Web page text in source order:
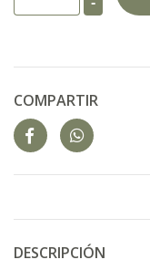
COMPARTIR
DESCRIPCIÓN